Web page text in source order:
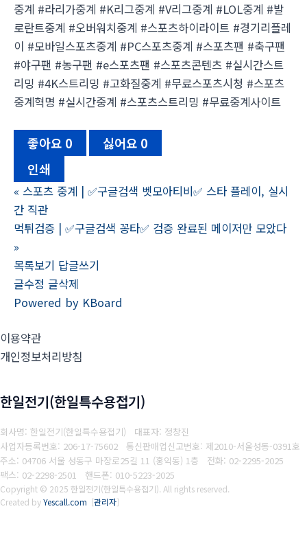
중계 #라리가중계 #K리그중계 #V리그중계 #LOL중계 #발
로란트중계 #오버워치중계 #스포츠하이라이트 #경기리플레
이 #모바일스포츠중계 #PC스포츠중계 #스포츠팬 #축구팬
#야구팬 #농구팬 #e스포츠팬 #스포츠콘텐츠 #실시간스트
리밍 #4K스트리밍 #고화질중계 #무료스포츠시청 #스포츠
중계혁명 #실시간중계 #스포츠스트리밍 #무료중계사이트
좋아요 0 싫어요 0
인쇄
« 스포츠 중계 | ✅구글검색 벳모아티비✅ 스타 플레이, 실시
간 직관
먹튀검증 | ✅구글검색 꽁타✅ 검증 완료된 메이저만 모았다
»
목록보기 답글쓰기
글수정 글삭제
Powered by KBoard
이용약관
개인정보처리방침
한일전기(한일특수용접기)
회사명: 한일전기(한일특수용접기) 대표자: 정창진
사업자등록번호: 206-17-75602
통신판매업신고번호: 제2010-서울성동-0391호
주소: 04706 서울 성동구 마장로25길 11 (홍익동) 1층 전화: 02-2295-2025
팩스: 02-2298-2501
핸드폰: 010-5223-2025
Copyright © 2025 한일전기(한일특수용접기). All rights reserved.
Created byYescall.com [관리자]